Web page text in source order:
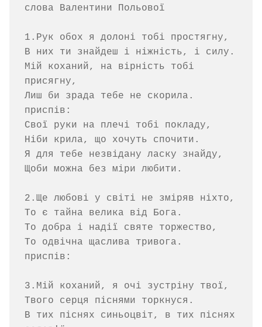
слова Валентини Польової
1.Рук обох я долоні тобі простягну,
В них ти знайдеш і ніжність, і силу.
Мій коханий, на вірність тобі
присягну,
Лиш би зрада тебе не скорила.
приспів:
Свої руки на плечі тобі покладу,
Ніби крила, що хочуть спочити.
Я для тебе незвідану ласку знайду,
Щоби можна без міри любити.
2.Ще любові у світі не зміряв ніхто,
То є тайна велика від Бога.
То добра і надії святе торжество,
То одвічна щаслива тривога.
приспів:
3.Мій коханий, я очі зустріну твої,
Твого серця піснями торкнуся.
В тих піснях синьоцвіт, в тих піснях